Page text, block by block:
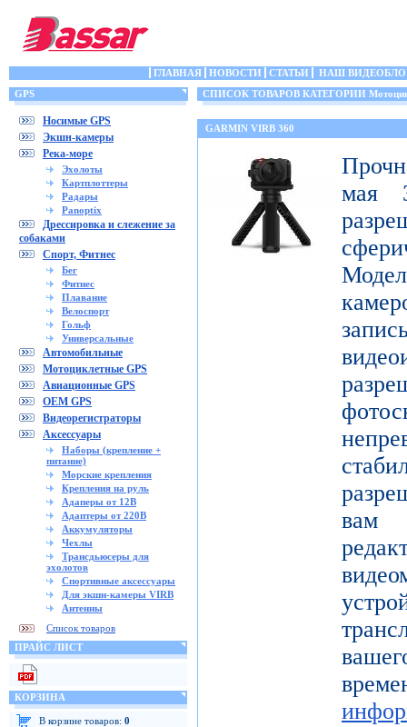
ГЛАВНАЯ НОВОСТИ СТАТЬИ
НАШ
GPS
Носимые GPS
Экшн-камеры
Река-море
Эхолоты
Картплоттеры
Радары
Panoptix
Дрессировка и слежение за
собаками
Спорт, Фитнес
Бег
Фитнес
Плавание
Велоспорт
Гольф
Универсальные
Автомобильные
Мотоциклетные GPS
Авиационные GPS
OEM GPS
Видеорегистраторы
Аксессуары
Наборы (крепление +
питание)
Морские крепления
Крепления на руль
Адаперы от 12В
Адаптеры от 220В
Аккумуляторы
Чехлы
Трансдьюсеры для
эхолотов
Спортивные аксессуары
Для экшн-камеры VIRB
Антенны
Список товаров
ПРАЙС ЛИСТ
КОРЗИНА
В корзине товаров: 0
СПИСОК ТОВАРОВ КАТЕГОРИИ
GARMIN VIRB 360
мая
вам